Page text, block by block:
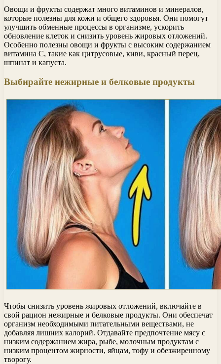
Овощи и фрукты содержат много витаминов и минералов,
которые полезны для кожи и общего здоровья. Они помогут
улучшить обменные процессы в организме, ускорить
обновление клеток и снизить уровень жировых отложений.
Особенно полезны овощи и фрукты с высоким содержанием
витамина С, такие как цитрусовые, киви, красный перец,
шпинат и капуста.
Выбирайте нежирные и белковые продукты
Чтобы снизить уровень жировых отложений, включайте в
свой рацион нежирные и белковые продукты. Они обеспечат
организм необходимыми питательными веществами, не
добавляя лишних калорий. Отдавайте предпочтение мясу с
низким содержанием жира, рыбе, молочным продуктам с
низким процентом жирности, яйцам, тофу и обезжиренному
творогу.